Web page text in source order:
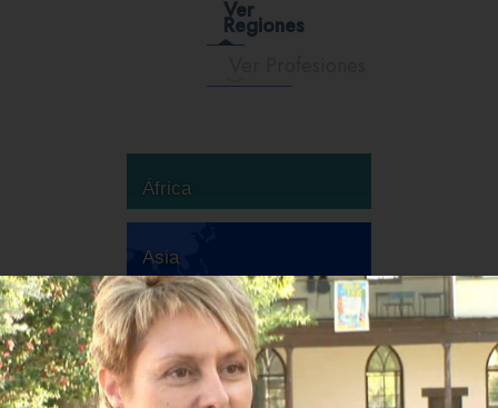
Ver
Regiones
África
Asia
Australia
Europa